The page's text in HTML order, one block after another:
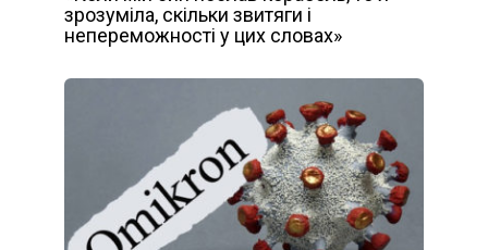
зрозуміла, скільки звитяги і
непереможності у цих словах»